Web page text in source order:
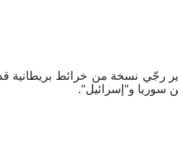
رجّي نسخة من خرائط بريطانية
سوريا و"إسرائيل".